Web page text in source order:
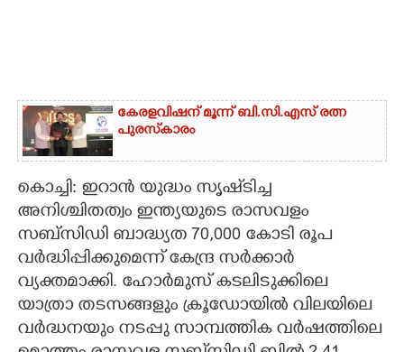
കേരളവിഷന് മൂന്ന് ബി.സി.എസ് രത്ന
പുരസ്‌കാരം
കൊച്ചി: ഇറാൻ യുദ്ധം സൃഷ്‌ടിച്ച
അനിശ്ചിതത്വം ഇന്ത്യയുടെ രാസവളം
സബ്സിഡി ബാദ്ധ്യത 70,000 കോടി രൂപ
വർദ്ധിപ്പിക്കുമെന്ന് കേന്ദ്ര സർക്കാർ
വ്യക്തമാക്കി. ഹോർമുസ് കടലിടുക്കിലെ
യാത്രാ തടസങ്ങളും ക്രൂഡോയിൽ വിലയിലെ
വർദ്ധനയും നടപ്പു സാമ്പത്തിക വർഷത്തിലെ